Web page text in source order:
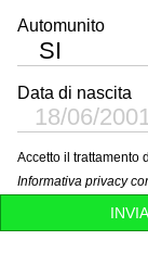
Automunito
Data di nascita
Accetto il trattamento
Informativa privacy